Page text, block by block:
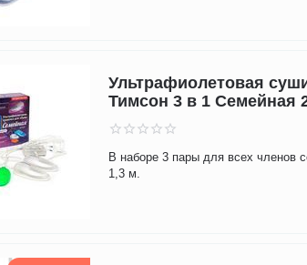
Ультрафиолетовая
Тимсон 3 в 1 Семейная
В наборе 3 пары для всех членов
1,3 м.